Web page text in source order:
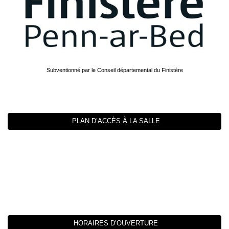
Subventionné par le Conseil départemental du Finistère
PLAN D’ACCÈS À LA SALLE
HORAIRES D’OUVERTURE